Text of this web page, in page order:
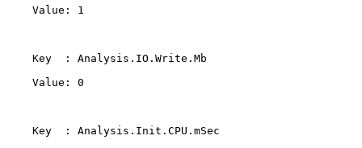
    Value: 1
    Key  : Analysis.IO.Write.Mb
    Value: 0
    Key  : Analysis.Init.CPU.mSec